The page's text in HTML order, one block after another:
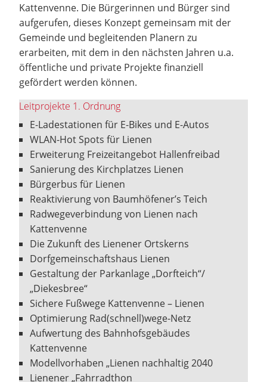
Kattenvenne. Die Bürgerinnen und Bürger sind
aufgerufen, dieses Konzept gemeinsam mit der
Gemeinde und begleitenden Planern zu
erarbeiten, mit dem in den nächsten Jahren u.a.
öffentliche und private Projekte finanziell
gefördert werden können.
Leitprojekte 1. Ordnung
E-Ladestationen für E-Bikes und E-Autos
WLAN-Hot Spots für Lienen
Erweiterung Freizeitangebot Hallenfreibad
Sanierung des Kirchplatzes Lienen
Bürgerbus für Lienen
Reaktivierung von Baumhöfener’s Teich
Radwegeverbindung von Lienen nach
Kattenvenne
Die Zukunft des Lienener Ortskerns
Dorfgemeinschaftshaus Lienen
Gestaltung der Parkanlage „Dorfteich“/
„Diekesbree“
Sichere Fußwege Kattenvenne – Lienen
Optimierung Rad(schnell)wege-Netz
Aufwertung des Bahnhofsgebäudes
Kattenvenne
Modellvorhaben „Lienen nachhaltig 2040
Lienener „Fahrradthon